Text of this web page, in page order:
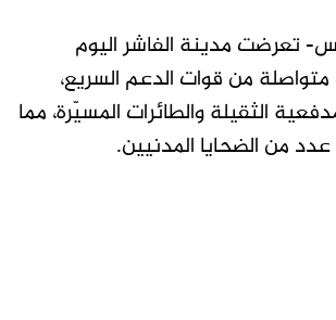
تعرضت مدينة الفاشر اليوم
من قوات الدعم السريع،
الثقيلة والطائرات المسيّرة، مما
من الضحايا المدنيين.